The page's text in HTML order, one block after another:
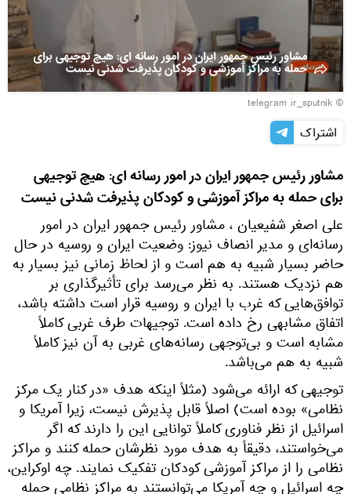
مشاور رئیس جمهور ایران در امور رسانه ای: هيچ توجيهى براى
حمله به مراكز آموزشى و كودكان پذيرفت شدنى نيست
© telegram ir_sputnik
اشتراک
مشاور رئیس جمهور ایران ‌در امور رسانه ای: هيچ توجيهى
براى حمله به مراكز آموزشى و كودكان پذيرفت شدنى نيست
علی اصغر شفیعیان ، مشاور رئیس جمهور ایران در امور
رسانه‌ای و مدیر انصاف نیوز: وضعیت ایران و روسیه در حال
حاضر بسیار شبیه به هم است و از لحاظ زمانی نیز بسیار به
هم نزدیک هستند. به نظر می‌رسد برای تأثیرگذاری بر
توافق‌هایی که غرب با ایران و روسیه قرار است داشته باشد،
اتفاق مشابهی رخ داده است. توجیهات طرف غربی کاملاً
مشابه است و بی‌توجهی رسانه‌های غربی به آن نیز کاملاً
شبیه به هم می‌باشد.
توجیهی که ارائه می‌شود (مثلاً اینکه هدف «در کنار یک مرکز
نظامی» بوده است) اصلاً قابل پذیرش نیست، زیرا آمریکا و
اسرائیل از نظر فناوری کاملاً توانایی این را دارند که اگر
می‌خواستند، دقیقاً به هدف مورد نظرشان حمله کنند و مراکز
نظامی را از مراکز آموزشی کودکان تفکیک نمایند. چه اوکراین،